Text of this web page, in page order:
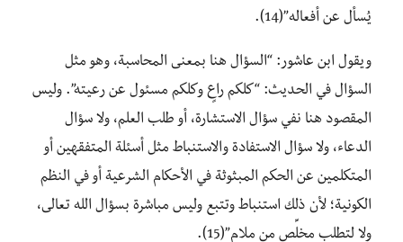
يُسأل عن أفعاله”(14).
ويقول ابن عاشور: “السؤال هنا بمعنى المحاسبة، وهو مثل
السؤال في الحديث: “كلكم راعٍ وكلكم مسئول عن رعيته”. وليس
المقصود هنا نفي سؤال الاستشارة، أو طلب العلم، ولا سؤال
الدعاء، ولا سؤال الاستفادة والاستنباط مثل أسئلة المتفقهين أو
المتكلمين عن الحكم المبثوثة في الأحكام الشرعية أو في النظم
الكونية؛ لأن ذلك استنباط وتتبع وليس مباشرة بسؤال الله تعالى،
ولا لتطلب مخلِّص من ملام”(15).